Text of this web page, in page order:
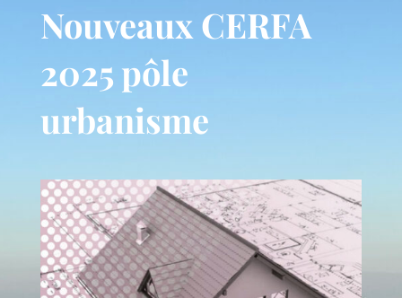
Nouveaux CERFA
2025 pôle
urbanisme